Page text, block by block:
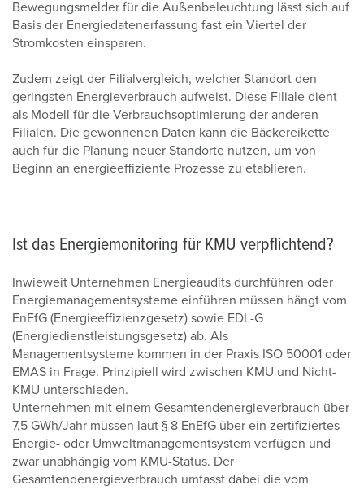
Bewegungsmelder für die Außenbeleuchtung lässt sich auf
Basis der Energiedatenerfassung fast ein Viertel der
Stromkosten einsparen.
Zudem zeigt der Filialvergleich, welcher Standort den
geringsten Energieverbrauch aufweist. Diese Filiale dient
als Modell für die Verbrauchsoptimierung der anderen
Filialen. Die gewonnenen Daten kann die Bäckereikette
auch für die Planung neuer Standorte nutzen, um von
Beginn an energieeffiziente Prozesse zu etablieren.
Ist das Energiemonitoring für KMU verpflichtend?
Inwieweit Unternehmen Energieaudits durchführen oder
Energiemanagementsysteme einführen müssen hängt vom
EnEfG (Energieeffizienzgesetz) sowie EDL-G
(Energiedienstleistungsgesetz) ab. Als
Managementsysteme kommen in der Praxis ISO 50001 oder
EMAS in Frage. Prinzipiell wird zwischen KMU und Nicht-
KMU unterschieden.
Unternehmen mit einem Gesamtendenergieverbrauch über
7,5 GWh/Jahr müssen laut § 8 EnEfG über ein zertifiziertes
Energie- oder Umweltmanagementsystem verfügen und
zwar unabhängig vom KMU-Status. Der
Gesamtendenergieverbrauch umfasst dabei die vom